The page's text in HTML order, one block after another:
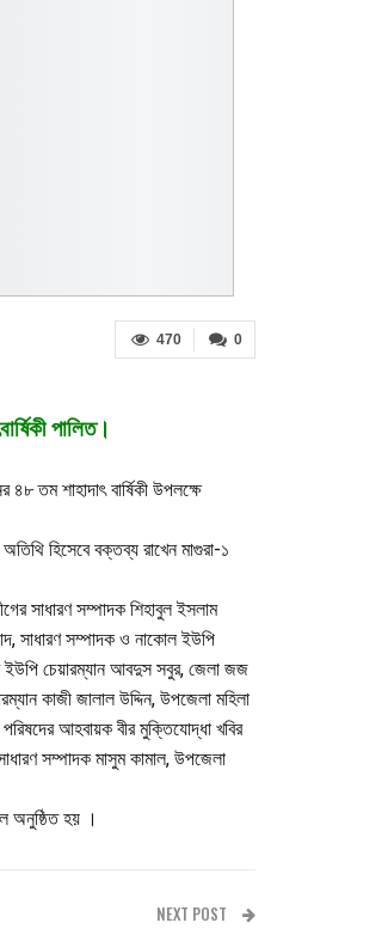
0
470
পালিত।
তম শাহাদাৎ বার্ষিকী উপলক্ষে
হিসেবে বক্তব্য রাখেন মাগুরা-১
সাধারণ সম্পাদক শিহাবুল ইসলাম
সাধারণ সম্পাদক ও নাকোল ইউপি
ইউপি চেয়ারম্যান আবদুস সবুর, জেলা জজ
কাজী জালাল উদ্দিন, উপজেলা মহিলা
আহবায়ক বীর মুক্তিযোদ্ধা খবির
সম্পাদক মাসুম কামাল, উপজেলা
অনুষ্ঠিত হয় ।
NEXT POST